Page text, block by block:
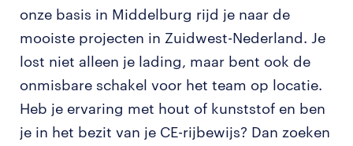
onze basis in Middelburg rijd je naar de
mooiste projecten in Zuidwest-Nederland. Je
lost niet alleen je lading, maar bent ook de
onmisbare schakel voor het team op locatie.
Heb je ervaring met hout of kunststof en ben
je in het bezit van je CE-rijbewijs? Dan zoeken